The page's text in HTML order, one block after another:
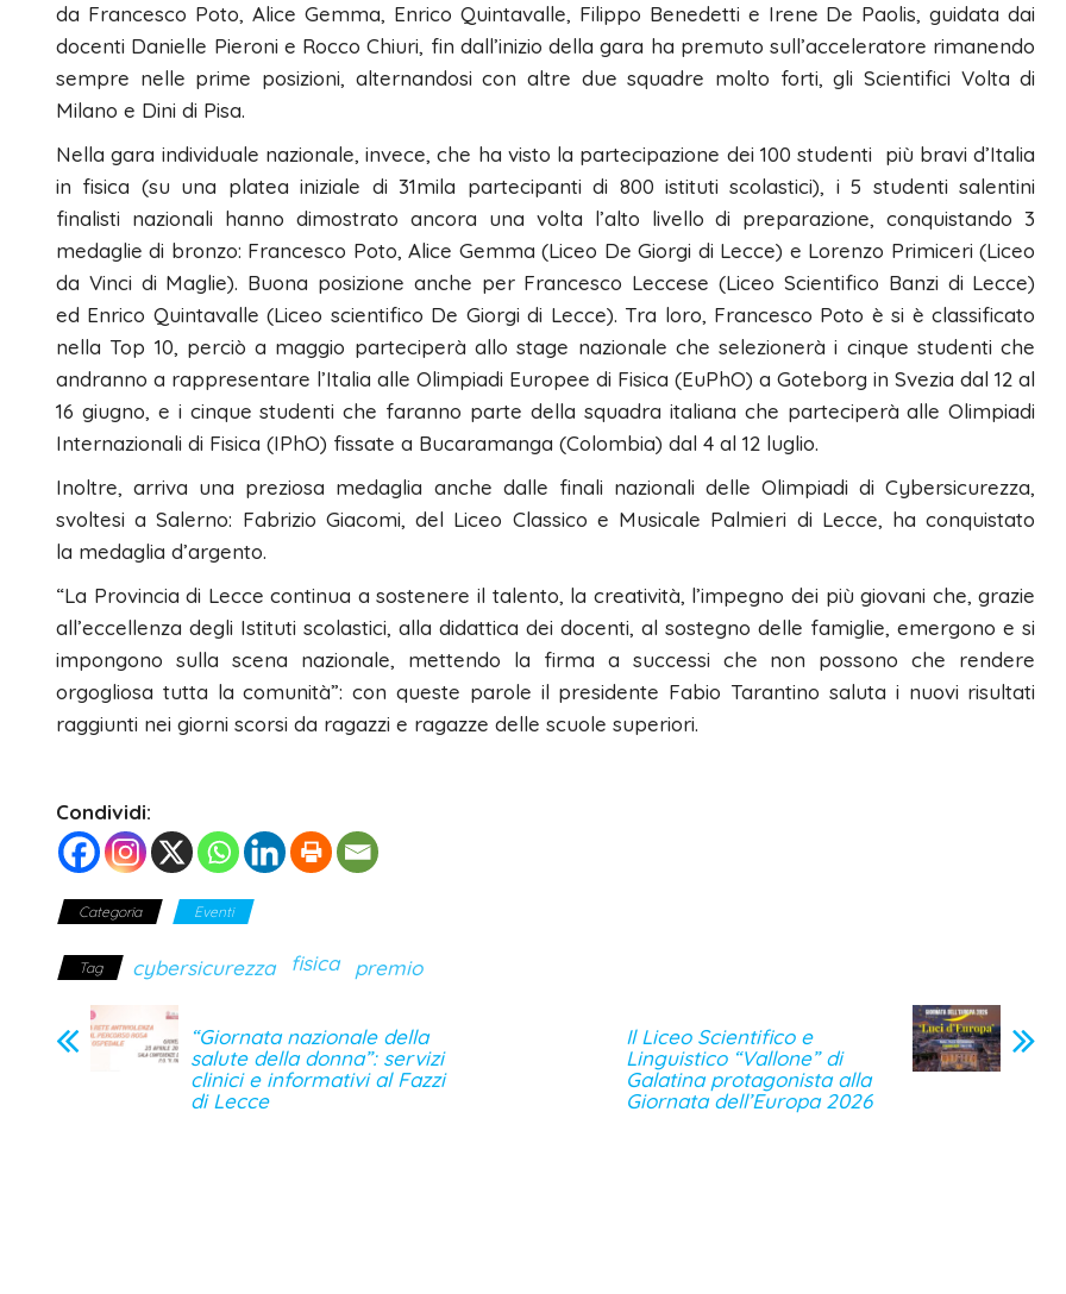
da Francesco Poto, Alice Gemma, Enrico Quintavalle, Filippo Benedetti e Irene De Paolis, guidata dai
docenti Danielle Pieroni e Rocco Chiuri, fin dall’inizio della gara ha premuto sull’acceleratore rimanendo
sempre nelle prime posizioni, alternandosi con altre due squadre molto forti, gli Scientifici Volta di
Milano e Dini di Pisa.
Nella gara individuale nazionale, invece, che ha visto la partecipazione dei 100 studenti più bravi d’Italia
in fisica (su una platea iniziale di 31mila partecipanti di 800 istituti scolastici), i 5 studenti salentini
finalisti nazionali hanno dimostrato ancora una volta l’alto livello di preparazione, conquistando 3
medaglie di bronzo: Francesco Poto, Alice Gemma (Liceo De Giorgi di Lecce) e Lorenzo Primiceri (Liceo
da Vinci di Maglie). Buona posizione anche per Francesco Leccese (Liceo Scientifico Banzi di Lecce)
ed Enrico Quintavalle (Liceo scientifico De Giorgi di Lecce). Tra loro, Francesco Poto è si è classificato
nella Top 10, perciò a maggio parteciperà allo stage nazionale che selezionerà i cinque studenti che
andranno a rappresentare l’Italia alle Olimpiadi Europee di Fisica (EuPhO) a Goteborg in Svezia dal 12 al
16 giugno, e i cinque studenti che faranno parte della squadra italiana che parteciperà alle Olimpiadi
Internazionali di Fisica (IPhO) fissate a Bucaramanga (Colombia) dal 4 al 12 luglio.
Inoltre, arriva una preziosa medaglia anche dalle finali nazionali delle Olimpiadi di Cybersicurezza,
svoltesi a Salerno: Fabrizio Giacomi, del Liceo Classico e Musicale Palmieri di Lecce, ha conquistato
la medaglia d’argento.
“La Provincia di Lecce continua a sostenere il talento, la creatività, l’impegno dei più giovani che, grazie
all’eccellenza degli Istituti scolastici, alla didattica dei docenti, al sostegno delle famiglie, emergono e si
impongono sulla scena nazionale, mettendo la firma a successi che non possono che rendere
orgogliosa tutta la comunità”: con queste parole il presidente Fabio Tarantino saluta i nuovi risultati
raggiunti nei giorni scorsi da ragazzi e ragazze delle scuole superiori.
Condividi:
Categoria Eventi
Tag cybersicurezza fisica premio
“Giornata nazionale della
salute della donna”: servizi
clinici e informativi al Fazzi
di Lecce
Il Liceo Scientifico e
Linguistico “Vallone” di
Galatina protagonista alla
Giornata dell’Europa 2026